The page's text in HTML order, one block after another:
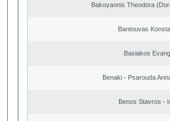
Bakoyannis Theodora
Bantouvas
Basiakos
Benaki - Psarouda
Benos Stavros -